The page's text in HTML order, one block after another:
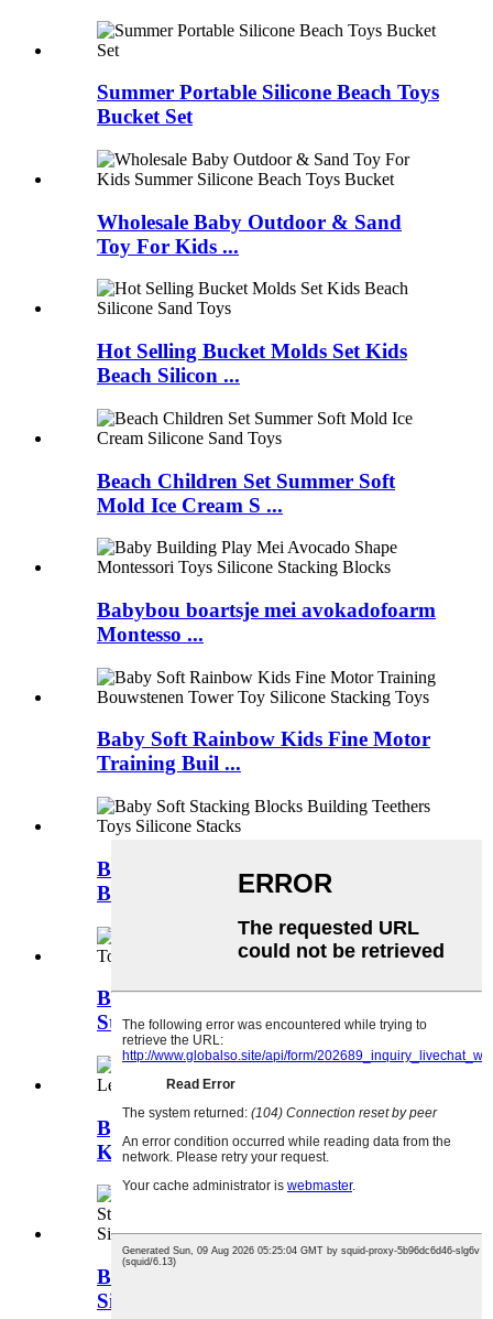
Summer Portable Silicone Beach Toys
Bucket Set
Wholesale Baby Outdoor & Sand
Toy For Kids ...
Hot Selling Bucket Molds Set Kids
Beach Silicon ...
Beach Children Set Summer Soft
Mold Ice Cream S ...
Babybou boartsje mei avokadofoarm
Montesso ...
Baby Soft Rainbow Kids Fine Motor
Training Buil ...
Baby Soft Stacking Blocks Building
Bijtringen Toy ...
BPA Free Building Block Set Kids
Stacking Toy S ...
Bpa Free Children Educational Toy
Kids Learning...
BPA Free Toddlers Kids Stacker
Silicone Stacker ...